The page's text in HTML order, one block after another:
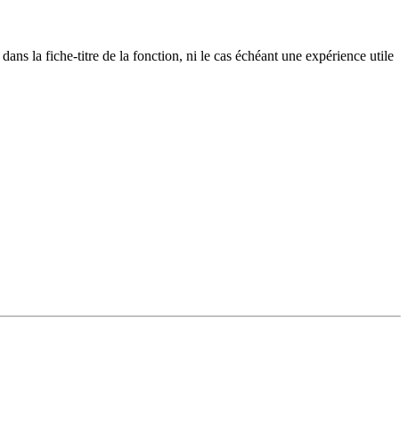
la fiche-titre de la fonction, ni le cas échéant une expérience utile